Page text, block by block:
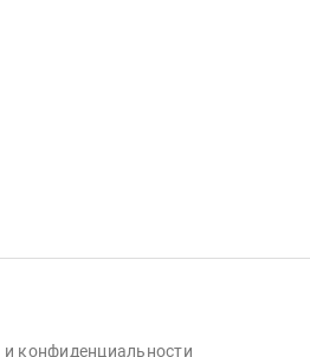
и конфиденциальности